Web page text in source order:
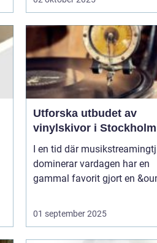
Utforska utbudet av
vinylskivor i Stockholm
I en tid där
dominerar vardagen har en
gammal favorit gjort en
01 september 2025